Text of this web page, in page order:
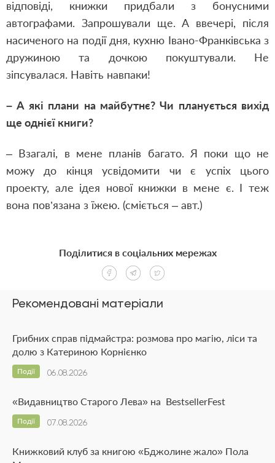
відповіді, книжки придбали з бонусними
автографами. Запрошували ще. А ввечері, після
насиченого на події дня, кухню Івано-Франківська з
дружиною та дочкою покуштували. Не
зіпсувалася. Навіть навпаки!
– А які плани на майбутнє? Чи планується вихід
ще однієї книги?
– Взагалі, в мене планів багато. Я поки що не
можу до кінця усвідомити чи є успіх цього
проекту, але ідея нової книжки в мене є. І теж
вона пов’язана з їжею. (сміється – авт.)
Рекомендовані матеріали
Грибних справ підмайстра: розмова про магію, ліси та
долю з Катериною Корнієнко
06.08.2026
Події
«Видавництво Старого Лева» на BestsellerFest
07.08.2026
Події
Книжковий клуб за книгою «Бджолине жало» Пола
Поділитися в соціальних мережах